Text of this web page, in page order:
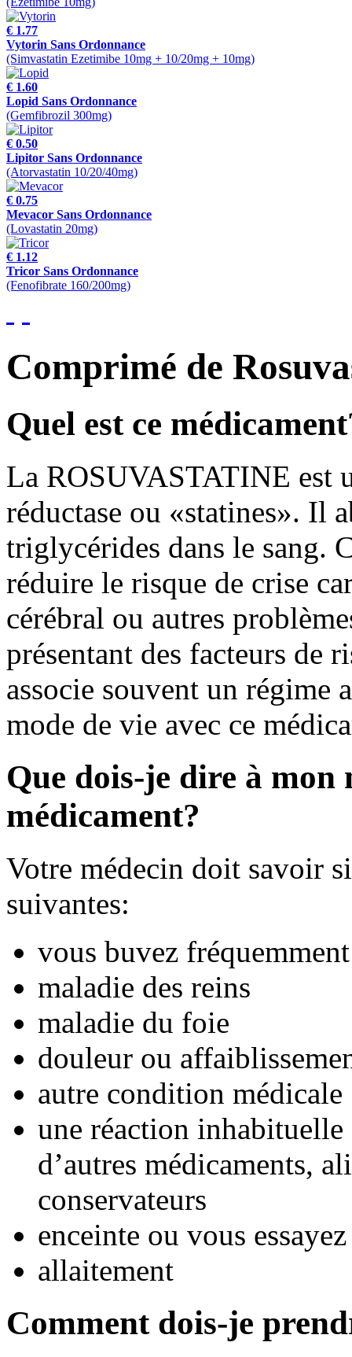
€ 1.77
Vytorin Sans Ordonnance
(Simvastatin Ezetimibe 10mg + 10/20mg + 10mg)
€ 1.60
Lopid Sans Ordonnance
(Gemfibrozil 300mg)
€ 0.50
Lipitor Sans Ordonnance
(Atorvastatin 10/20/40mg)
€ 0.75
Mevacor Sans Ordonnance
(Lovastatin 20mg)
€ 1.12
Tricor Sans Ordonnance
(Fenofibrate 160/200mg)
Comprimé de
Quel est ce
La ROSUVASTATINE est
réductase ou «statines». Il
triglycérides dans le sang.
réduire le risque de crise
cérébral ou autres
présentant des facteurs de
associe souvent un régime
mode de vie avec ce
Que dois-je dire à mon
médicament?
Votre médecin doit savoir
suivantes:
vous buvez
maladie des reins
maladie du foie
douleur ou
autre condition médicale
une réaction
d’autres médicaments,
conservateurs
enceinte ou vous
allaitement
Comment dois-je